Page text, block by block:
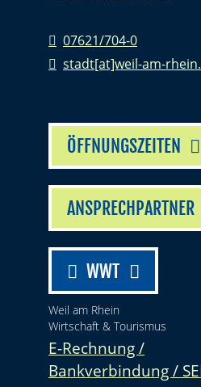
07621/704-0
stadt[at]weil-am-
ÖFFNUNGSZEITEN
ANSPRECHPARTNER
WWT
Weil am Rhein
Wirtschaft & Tourismus
E-Rechnung /
Bankverbindung /